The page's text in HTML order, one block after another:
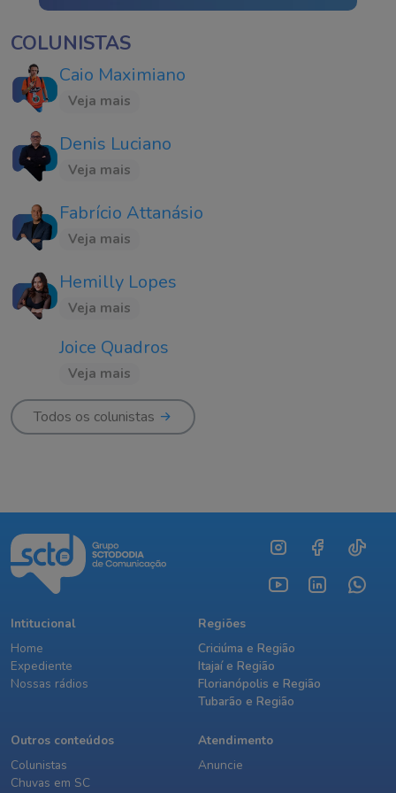
COLUNISTAS
Caio Maximiano
Veja mais
Denis Luciano
Veja mais
Fabrício Attanásio
Veja mais
Hemilly Lopes
Veja mais
Joice Quadros
Veja mais
Todos os colunistas
Intitucional
Home
Expediente
Nossas rádios
Regiões
Criciúma e Região
Itajaí e Região
Florianópolis e Região
Tubarão e Região
Outros conteúdos
Colunistas
Chuvas em SC
Atendimento
Anuncie